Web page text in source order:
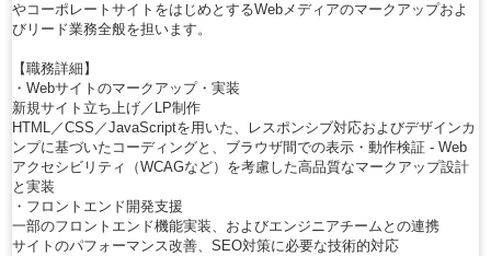
やコーポレートサイトをはじめとするWebメディアのマークアップおよ
びリード業務全般を担います。
【職務詳細】
・Webサイトのマークアップ・実装
新規サイト立ち上げ／LP制作
HTML／CSS／JavaScriptを用いた、レスポンシブ対応およびデザインカ
ンプに基づいたコーディングと、ブラウザ間での表示・動作検証 - Web
アクセシビリティ（WCAGなど）を考慮した高品質なマークアップ設計
と実装
・フロントエンド開発支援
一部のフロントエンド機能実装、およびエンジニアチームとの連携
サイトのパフォーマンス改善、SEO対策に必要な技術的対応